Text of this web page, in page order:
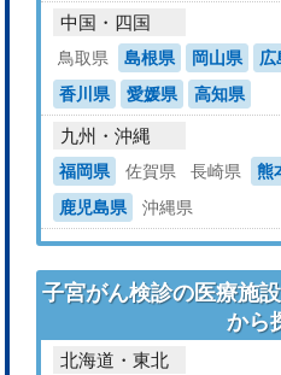
中国・四国
鳥取県 島根県 岡山県 広
香川県
愛媛県 高知県
九州・沖縄
福岡県 佐賀県 長崎県 熊
鹿児島県
沖縄県
子宮がん検診の医療施
から
北海道・東北